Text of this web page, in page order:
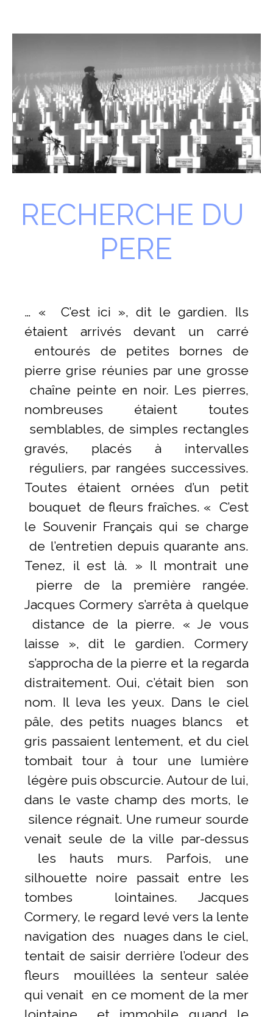
RECHERCHE DU
PERE
… « C’est ici », dit le gardien. Ils
étaient arrivés devant un carré
entourés de petites bornes de
pierre grise réunies par une grosse
chaîne peinte en noir. Les pierres,
nombreuses étaient toutes
semblables, de simples rectangles
gravés, placés à intervalles
réguliers, par rangées successives.
Toutes étaient ornées d’un petit
bouquet de fleurs fraîches. « C’est
le Souvenir Français qui se charge
de l’entretien depuis quarante ans.
Tenez, il est là. » Il montrait une
pierre de la première rangée.
Jacques Cormery s’arrêta à quelque
distance de la pierre. « Je vous
laisse », dit le gardien. Cormery
s’approcha de la pierre et la regarda
distraitement. Oui, c’était bien son
nom. Il leva les yeux. Dans le ciel
pâle, des petits nuages blancs et
gris passaient lentement, et du ciel
tombait tour à tour une lumière
légère puis obscurcie. Autour de lui,
dans le vaste champ des morts, le
silence régnait. Une rumeur sourde
venait seule de la ville par-dessus
les hauts murs. Parfois, une
silhouette noire passait entre les
tombes lointaines. Jacques
Cormery, le regard levé vers la lente
navigation des nuages dans le ciel,
tentait de saisir derrière l’odeur des
fleurs mouillées la senteur salée
qui venait en ce moment de la mer